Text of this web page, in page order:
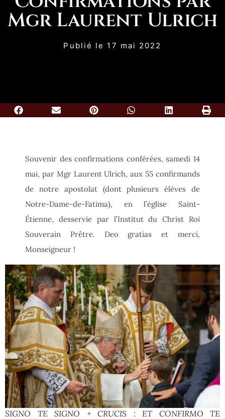
Mgr Laurent Ulrich
Publié le 17 mai 2022
Souvenir des confirmations conférées, samedi 14
mai, par Mgr Laurent Ulrich, aux 55 confirmands
de notre apostolat (dont plusieurs élèves de
Notre-Dame-de-Fatima), en l’église Saint-
Étienne, desservie par l’Institut du Christ Roi
Souverain Prêtre. Deo gratias et merci,
Monseigneur !
SIGNO TE SIGNO + CRUCIS : ET CONFIRMO TE